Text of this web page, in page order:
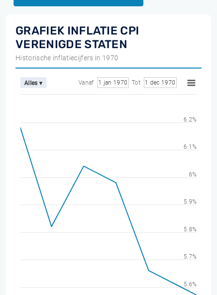
GRAFIEK INFLATIE CPI
VERENIGDE STATEN
Historische inflatiecijfers in 1970
Alles ▾ Vanaf 1 jan 1970 Tot 1 dec 1970
5.6%
5.7%
5.8%
5.9%
6%
6.1%
6.2%